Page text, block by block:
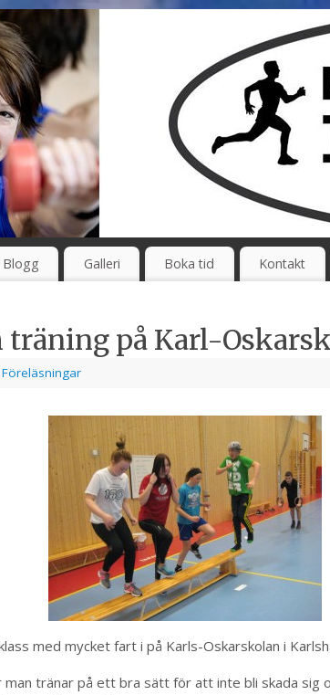
Blogg Galleri Boka tid Kontakt
träning på Karl-
Föreläsningar
med mycket fart i på Karls-Oskarskolan i
man tränar på ett bra sätt för att inte bli skada sig